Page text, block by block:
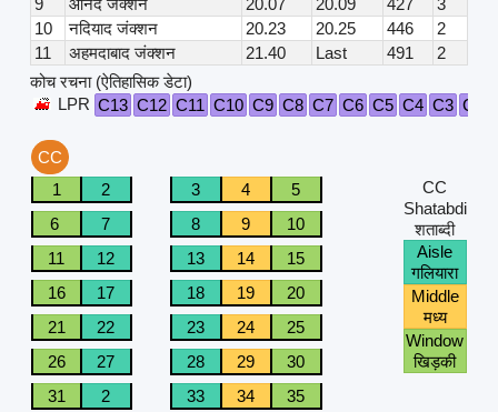
9
आनंद जंक्शन 20.07 20.09 427
3
10
नदियाद जंक्शन 20.23 20.25 446
2
11
अहमदाबाद जंक्शन 21.40 Last 491
2
कोच रचना (ऐतिहासिक डेटा)
LPR C13 C12 C11 C10 C9 C8 C7 C6 C5 C4 C3 C2
CC
1
2 3 4
5
6
7 8 9
10
11
12 13 14
15
16
17 18 19
20
21
22 23 24
25
26
27 28 29
30
31
2 33 34
35
CC
Shatabdi
शताब्दी
Aisle
गलियारा
Middle
मध्य
Window
खिड़की